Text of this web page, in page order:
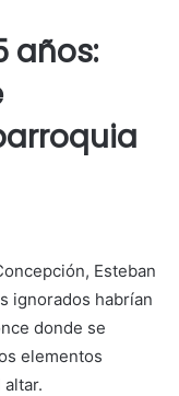
años:
Esteban
ignorados habrían
donde se
elementos